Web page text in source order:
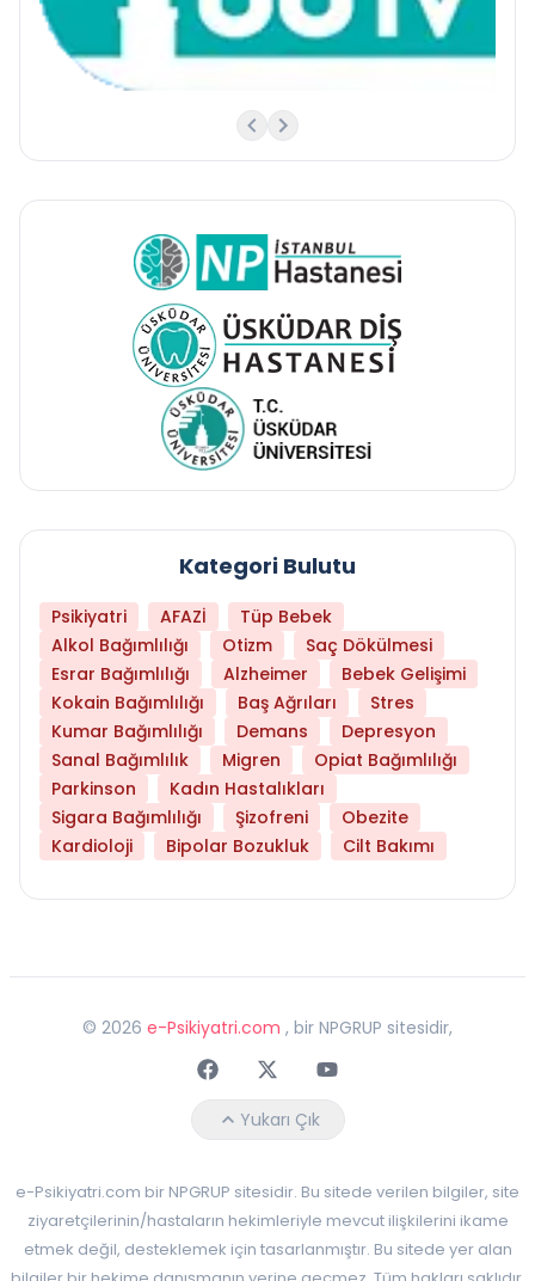
Kategori Bulutu
Psikiyatri AFAZİ
Tüp Bebek
Alkol Bağımlılığı
Otizm
Saç Dökülmesi
Esrar Bağımlılığı
Alzheimer
Bebek Gelişimi
Kokain Bağımlılığı
Baş Ağrıları
Stres
Kumar Bağımlılığı
Demans
Depresyon
Sanal Bağımlılık
Migren
Opiat Bağımlılığı
Parkinson
Kadın Hastalıkları
Sigara Bağımlılığı
Şizofreni
Obezite
Kardioloji
Bipolar Bozukluk Cilt Bakımı
© 2026 e-Psikiyatri.com , bir NPGRUP sitesidir,
FaceebokTwitterYoutube
Yukarı Çık
e-Psikiyatri.com bir NPGRUP sitesidir. Bu sitede verilen bilgiler, site
ziyaretçilerinin/hastaların hekimleriyle mevcut ilişkilerini ikame
etmek değil, desteklemek için tasarlanmıştır. Bu sitede yer alan